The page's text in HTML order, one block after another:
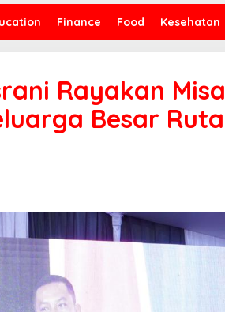
Finance Food Kesehatan
Rayakan
Besar